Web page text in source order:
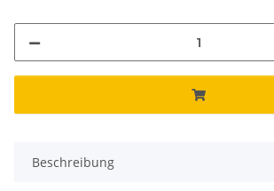
Beschreibung